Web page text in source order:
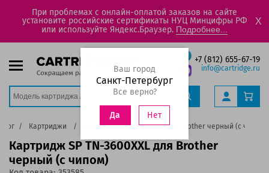
При проблемах с онлайн-оплатой заказов на сайте
установите российские сертификаты НУЦ Минцифры РФ
или используйте Яндекс.Браузер. Подробнее...
X
+7 (812) 655-67-19
info@cartridge.ru
Ваш город
Санкт-Петербург
Все верно?
Да Нет
Картриджи Картридж SP TN-3600XXL для Brother черный (с чипом)
Картридж SP TN-3600XXL для Brother
черный (с чипом)